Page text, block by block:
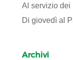
Al servizio dei
Di giovedì al
Archivi